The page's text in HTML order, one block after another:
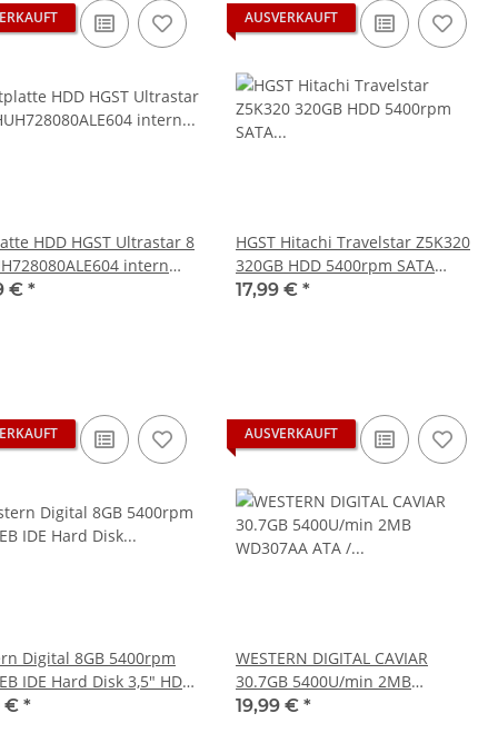
HDD HGST Ultrastar 8
intern
7200/min CMR -
€ *
AUSVERKAUFT
HGST Hitachi Travelstar Z5K320
320GB HDD 5400rpm SATA
Serial ATA 8MB Cache 6,4cm
17,99 € *
Digital 8GB 5400rpm
IDE Hard Disk 3,5" HDD
Festplatte für XBOX
€ *
AUSVERKAUFT
WESTERN DIGITAL CAVIAR
30.7GB 5400U/min 2MB
WD307AA ATA / IDE / PATA 3.5''
19,99 € *